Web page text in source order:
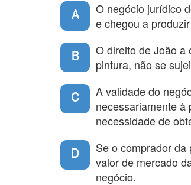
A
O negócio jurídico
e chegou a
B
O direito de João a
pintura, não se
C
A validade do
necessariamente à
necessidade de
D
Se o comprador
valor de mercado
negócio.